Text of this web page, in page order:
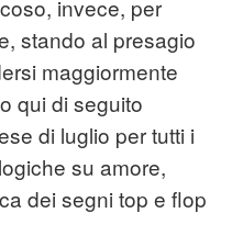
invece, per
stando al presagio
maggiormente
qui di seguito
di luglio per tutti i
su amore,
dei segni top e flop